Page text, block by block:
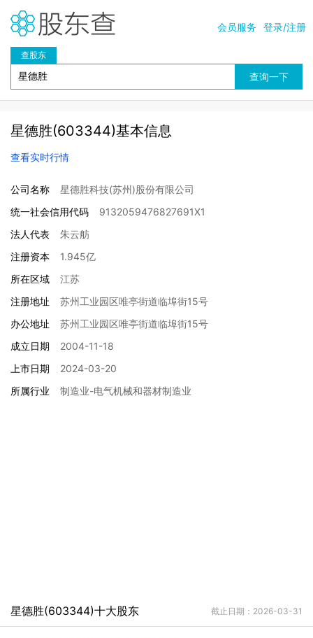
查股东
会员服务 登录/注册
星德胜(603344)基本信息
查看实时行情
公司名称
星德胜科技(苏州)股份有限公司
统一社会信用代码
9132059476827691X1
法人代表
朱云舫
注册资本
1.945亿
所在区域
江苏
注册地址
苏州工业园区唯亭街道临埠街15号
办公地址
苏州工业园区唯亭街道临埠街15号
成立日期
2004-11-18
上市日期
2024-03-20
所属行业
制造业-电气机械和器材制造业
星德胜(603344)十大股东 截止日期：2026-03-31